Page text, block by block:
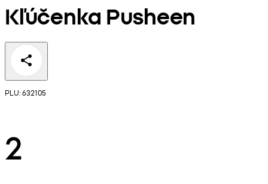
Kľúčenka Pusheen
PLU: 632105
2